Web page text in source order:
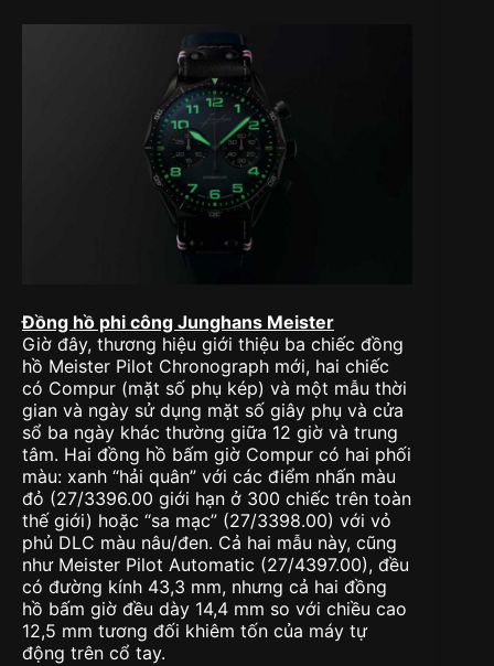
Đồng hồ phi công Junghans Meister
Giờ đây, thương hiệu giới thiệu ba chiếc đồng
hồ Meister Pilot Chronograph mới, hai chiếc
có Compur (mặt số phụ kép) và một mẫu thời
gian và ngày sử dụng mặt số giây phụ và cửa
sổ ba ngày khác thường giữa 12 giờ và trung
tâm. Hai đồng hồ bấm giờ Compur có hai phối
màu: xanh “hải quân” với các điểm nhấn màu
đỏ (27/3396.00 giới hạn ở 300 chiếc trên toàn
thế giới) hoặc “sa mạc” (27/3398.00) với vỏ
phủ DLC màu nâu/đen. Cả hai mẫu này, cũng
như Meister Pilot Automatic (27/4397.00), đều
có đường kính 43,3 mm, nhưng cả hai đồng
hồ bấm giờ đều dày 14,4 mm so với chiều cao
12,5 mm tương đối khiêm tốn của máy tự
động trên cổ tay.